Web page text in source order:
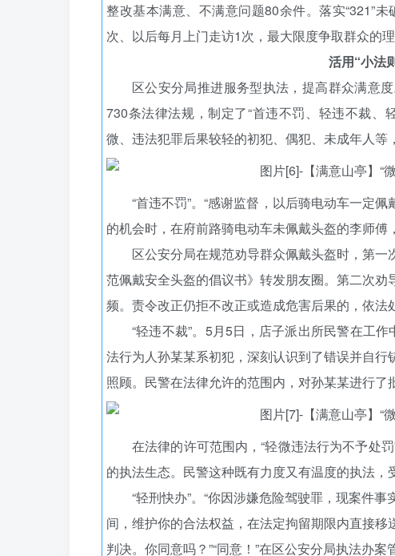
整改基本满意、不满意问题80余件。落实“321”
次、以后每月上门走访1次，最大限度争取群众的理
活用“小法
区公安分局推进服务型执法，提高群众满意
730条法律法规，制定了“首违不罚、轻违不裁、
微、违法犯罪后果较轻的初犯、偶犯、未成年人等
“首违不罚”。“感谢监督，以后骑电动车一定
的机会时，在府前路骑电动车未佩戴头盔的李师傅
区公安分局在规范劝导群众佩戴头盔时，第
范佩戴安全头盔的倡议书》转发朋友圈。第二次
频。责令改正仍拒不改正或造成危害后果的，依法
“轻违不裁”。5月5日，店子派出所民警在工
法行为人孙某某系初犯，深刻认识到了错误并自
照顾。民警在法律允许的范围内，对孙某某进行了
在法律的许可范围内，“轻微违法行为不予处
的执法生态。民警这种既有力度又有温度的执法，
“轻刑快办”。“你因涉嫌危险驾驶罪，现案件
间，维护你的合法权益，在法定拘留期限内直接
判决。你同意吗？”“同意！”在区公安分局执法办